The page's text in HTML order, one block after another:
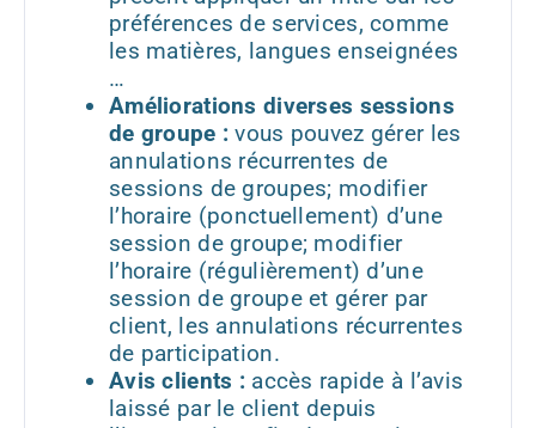
préférences de services, comme
les matières, langues enseignées
…
Améliorations diverses sessions
de groupe : vous pouvez gérer les
annulations récurrentes de
sessions de groupes; modifier
l’horaire (ponctuellement) d’une
session de groupe; modifier
l’horaire (régulièrement) d’une
session de groupe et gérer par
client, les annulations récurrentes
de participation.
Avis clients : accès rapide à l’avis
laissé par le client depuis